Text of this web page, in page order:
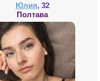
Юлия, 32
Полтава